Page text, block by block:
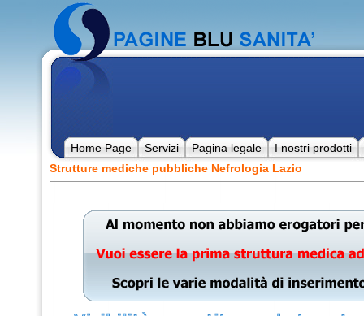
Home Page Servizi Pagina legale
I nostri prodotti
Strutture mediche pubbliche Nefrologia Lazio